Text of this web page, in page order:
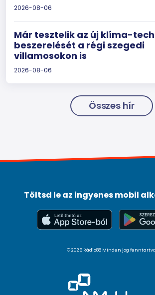
2026-08-06
Már tesztelik az új klíma-
beszerelését a régi szegedi
villamosokon is
2026-08-06
Összes hír
Töltsd le az ingyenes mobil
© 2026 Rádio88 Minden jog